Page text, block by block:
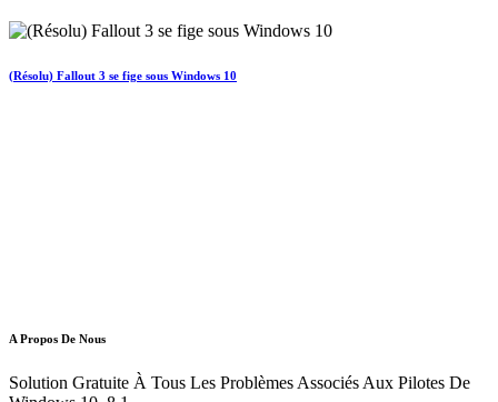
(Résolu) Fallout 3 se fige sous Windows 10
A Propos De Nous
Solution Gratuite À Tous Les Problèmes Associés Aux Pilotes De